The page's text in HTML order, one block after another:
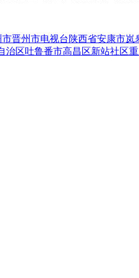
晋州市电视台 陕西省安康市岚
治区吐鲁番市高昌区新站社区